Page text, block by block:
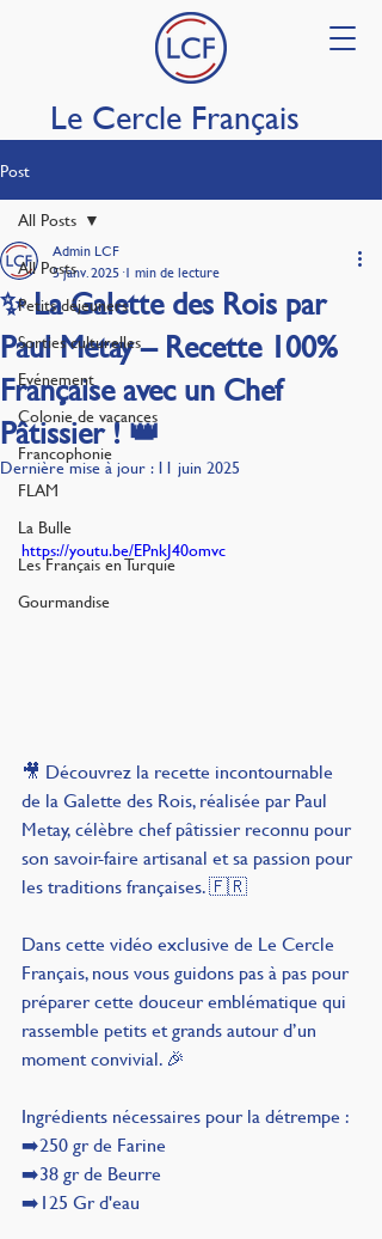
Le Cercle Français
Post
All Posts
Petits déjeuners
Sorties culturelles
Evénement
Colonie de vacances
Francophonie
FLAM
La Bulle
Les Français en Turquie
Gourmandise
All Posts
✨ La Galette des Rois par
Paul Metay – Recette 100%
Française avec un Chef
Pâtissier ! 👑
Admin LCF
5 janv. 2025 1 min de lecture
Dernière mise à jour :11 juin 2025
https://youtu.be/EPnkJ40omvc
🎥 Découvrez la recette incontournable
de la Galette des Rois, réalisée par Paul
Metay, célèbre chef pâtissier reconnu pour
son savoir-faire artisanal et sa passion pour
les traditions françaises. 🇫🇷
Dans cette vidéo exclusive de Le Cercle
Français, nous vous guidons pas à pas pour
préparer cette douceur emblématique qui
rassemble petits et grands autour d’un
moment convivial. 🎉
Ingrédients nécessaires pour la détrempe :
➡️250 gr de Farine
➡️38 gr de Beurre
➡️125 Gr d'eau